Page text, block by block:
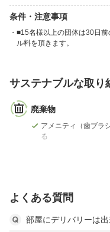
条件・注意事項
■15名様以上の団体は30日
ル料を頂きます。
サステナブルな取り
廃棄物
アメニティ（歯ブラ
る
よくある質問
部屋にデリバリーは出